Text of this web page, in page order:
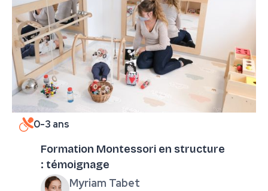
0-3 ans
Formation Montessori en structure
: témoignage
Myriam Tabet